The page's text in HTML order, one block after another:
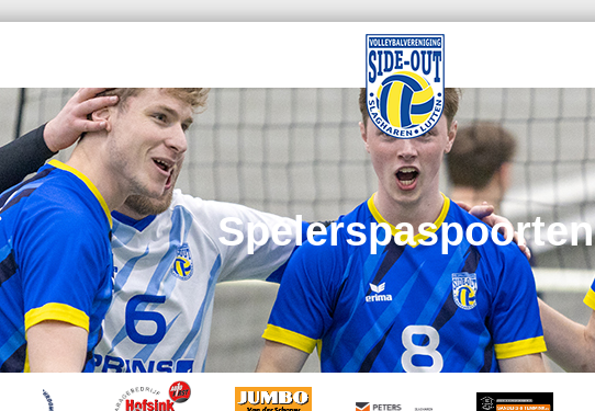
Spelerspaspoorten